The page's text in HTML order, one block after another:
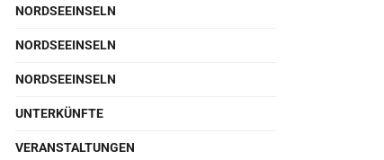
NORDSEEINSELN
NORDSEEINSELN
NORDSEEINSELN
UNTERKÜNFTE
VERANSTALTUNGEN